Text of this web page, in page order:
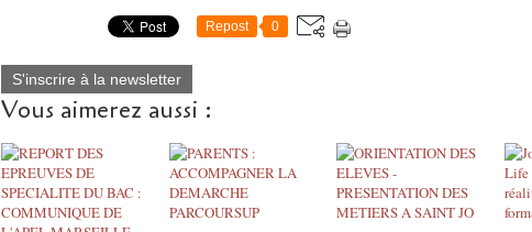
Repost 0
S'inscrire à la newsletter
Vous aimerez aussi :